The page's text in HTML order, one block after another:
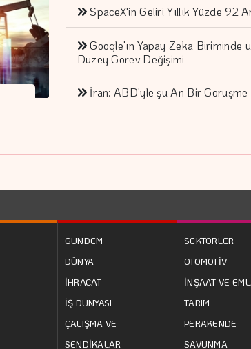
SpaceX'in Geliri Yıllık Yüzde 92
Google'ın Yapay Zeka Biriminde
Düzey Görev Değişimi
İran: ABD'yle şu An Bir Görüşme
GÜNDEM
DÜNYA
İHRACAT
İŞ DÜNYASI
ÇALIŞMA VE
SENDİKALAR
SEKTÖRLER
OTOMOTİV
İNŞAAT VE
TARIM
PERAKENDE
SAVUNMA